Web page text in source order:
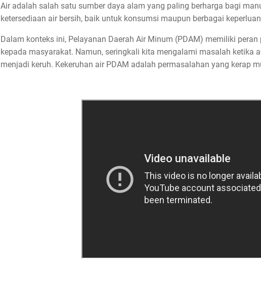
Air adalah salah satu sumber daya alam yang paling berharga bagi
ketersediaan air bersih, baik untuk konsumsi maupun berbagai
Dalam konteks ini, Pelayanan Daerah Air Minum (PDAM) memiliki
kepada masyarakat. Namun, seringkali kita mengalami masalah ketika
menjadi keruh. Kekeruhan air PDAM adalah permasalahan yang kerap